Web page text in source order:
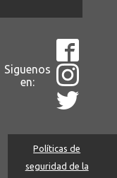
Siguenos
en:
Políticas de
seguridad de la